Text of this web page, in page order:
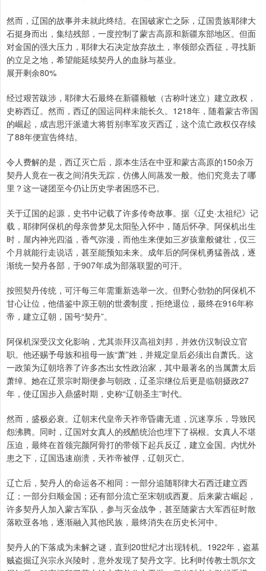
然而，辽国的故事并未就此终结。在国破家亡之际，辽国贵族耶律大
石挺身而出，集结残部，一度控制了蒙古高原和新疆东部地区。但面
对金国的强大压力，耶律大石决定放弃故土，率领部众西征，寻找新
的立足之地，希望能延续契丹人的血脉与基业。
展开剩余80%
经过艰苦跋涉，耶律大石最终在新疆额敏（古称叶迷立）建立政权，
史称西辽。然而，西辽的国运同样未能长久。1218年，随着蒙古帝国
的崛起，成吉思汗派遣大将哲别率军攻灭西辽，这个流亡政权仅存续
了88年便宣告终结。
令人费解的是，西辽灭亡后，原本生活在中亚和蒙古高原的150余万
契丹人竟在一夜之间消失无踪，仿佛人间蒸发一般。他们究竟去了哪
里？这一谜团至今仍让历史学者困惑不已。
关于辽国的起源，史书中记载了许多传奇故事。据《辽史·太祖纪》记
载，耶律阿保机的母亲曾梦见太阳坠入怀中，随后怀孕。阿保机出生
时，屋内神光四溢，香气弥漫，而他生来便如三岁孩童般健壮，仅三
个月就能行走说话，甚至能预知未来。成年后的阿保机勇猛善战，逐
渐统一契丹各部，于907年成为部落联盟的可汗。
按照契丹传统，可汗每三年需重新选举一次。但野心勃勃的阿保机不
甘心让位，他借鉴中原王朝的世袭制度，拒绝退位，最终在916年称
帝，建立辽朝，国号“契丹”。
阿保机深受汉文化影响，尤其崇拜汉高祖刘邦，并效仿汉制设立官
职。他还赐予母族和祖母一族“萧”姓，并规定皇后必须出自萧氏。这
一政策为辽朝培养了许多杰出女性政治家，其中最著名的当属萧太后
萧绰。她在辽景宗时期便参与朝政，辽圣宗继位后更是临朝摄政27
年，使辽国步入鼎盛时期，史称“辽朝圣主”时代。
然而，盛极必衰。辽朝末代皇帝天祚帝昏庸无道，沉迷享乐，导致民
怨沸腾。同时，辽国对女真人的残酷统治也埋下了祸根。女真人不堪
压迫，最终在首领完颜阿骨打的带领下起兵反辽，建立金国。内忧外
患之下，辽国迅速崩溃，天祚帝被俘，辽朝灭亡。
辽亡后，契丹人的命运各不相同：一部分追随耶律大石西迁建立西
辽；一部分归顺金国；还有部分流亡至宋朝或西夏。后来蒙古崛起，
许多契丹人加入蒙古军队，参与灭金战争，甚至随蒙古大军西征时散
落欧亚各地，逐渐融入其他民族，最终消失在历史长河中。
契丹人的下落成为未解之谜，直到20世纪才出现转机。1922年，盗墓
贼盗掘辽兴宗永兴陵时，意外发现了契丹文字。比利时传教士凯尔文